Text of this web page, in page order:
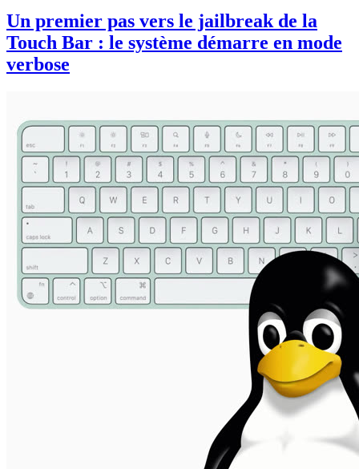
Un premier pas vers le jailbreak de la
Touch Bar : le système démarre en mode
verbose